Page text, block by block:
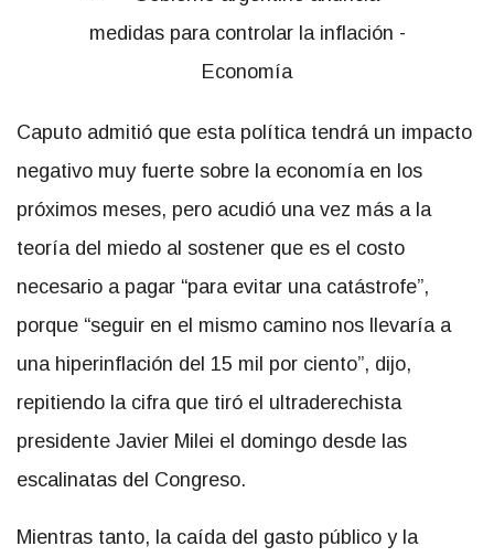
Caputo admitió que esta política tendrá un impacto
negativo muy fuerte sobre la economía en los
próximos meses, pero acudió una vez más a la
teoría del miedo al sostener que es el costo
necesario a pagar “para evitar una catástrofe”,
porque “seguir en el mismo camino nos llevaría a
una hiperinflación del 15 mil por ciento”, dijo,
repitiendo la cifra que tiró el ultraderechista
presidente Javier Milei el domingo desde las
escalinatas del Congreso.
Mientras tanto, la caída del gasto público y la